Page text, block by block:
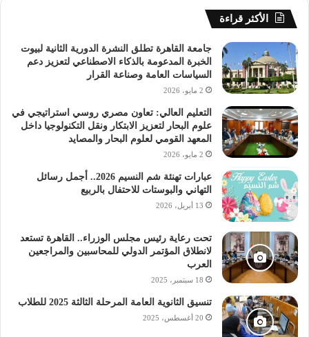
الأكثر قراءة
جامعة القاهرة تطلق النشرة الدورية الثانية لبيوت
الخبرة المدعومة بالذكاء الاصطناعي لتعزيز دعم
السياسات العامة وصناعة القرار
2 مايو، 2026
التعليم العالي: تعاون مصري روسي استراتيجي في
علوم البحار لتعزيز الابتكار ونقل التكنولوجيا داخل
المعهد القومي لعلوم البحار والمصايد
2 مايو، 2026
عبارات تهنئة شم النسيم 2026.. أجمل رسائل
التهاني والبوستات للاحتفال بالربيع
13 أبريل، 2026
تحت رعاية رئيس مجلس الوزراء.. القاهرة تستعد
لانطلاق المؤتمر الدولي للمحاسبين والمراجعين
العرب
18 سبتمبر، 2025
تنسيق الثانوية العامة المرحلة الثالثة 2025 للطلاب
20 أغسطس، 2025